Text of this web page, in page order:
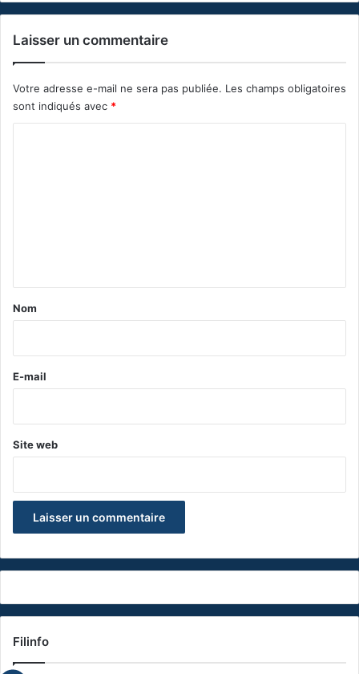
Laisser un commentaire
Votre adresse e-mail ne sera pas publiée. Les champs obligatoires
sont indiqués avec *
a
e
Nom
E-mail
Site web
Filinfo